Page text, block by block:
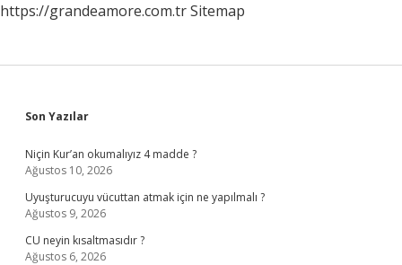
https://grandeamore.com.trSitemap
Sidebar
Son Yazılar
Niçin Kur’an okumalıyız 4 madde ?
Ağustos 10, 2026
Uyuşturucuyu vücuttan atmak için ne yapılmalı ?
Ağustos 9, 2026
CU neyin kısaltmasıdır ?
Ağustos 6, 2026